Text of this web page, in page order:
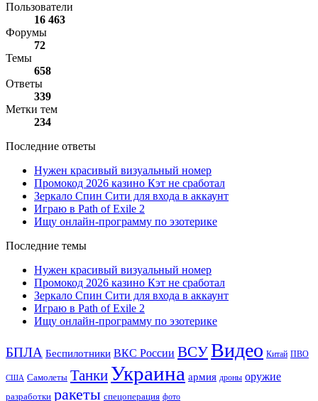
Пользователи
16 463
Форумы
72
Темы
658
Ответы
339
Метки тем
234
Последние ответы
Нужен красивый визуальный номер
Промокод 2026 казино Кэт не сработал
Зеркало Спин Сити для входа в аккаунт
Играю в Path of Exile 2
Ищу онлайн-программу по эзотерике
Последние темы
Нужен красивый визуальный номер
Промокод 2026 казино Кэт не сработал
Зеркало Спин Сити для входа в аккаунт
Играю в Path of Exile 2
Ищу онлайн-программу по эзотерике
БПЛА Беспилотники ВКС России ВСУВидео Китай ПВО
США Самолеты Танки Украина армия дроны оружие
разработки ракеты спецоперация фото